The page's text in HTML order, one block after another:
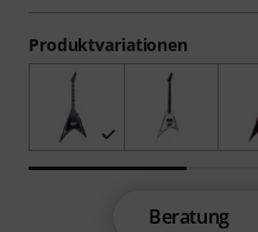
Produktvariationen
Beratung